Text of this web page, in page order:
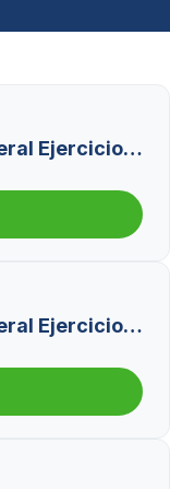
Memoria y Balance General Ejercicio Social N° 76
Memoria y Balance General Ejercicio Social N° 75